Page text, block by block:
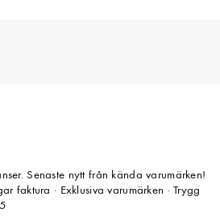
Senaste nytt från kända varumärken!
faktura · Exklusiva varumärken · Trygg